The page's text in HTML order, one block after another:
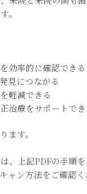
。
効率的に確認できる
見につながる
軽減できる
治療をサポートでき
ます。
、上記PDFの手順
ャン方法をご確認く